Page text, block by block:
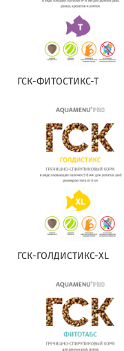
ГСК-ФИТОСТИКС-Т
ГСК-ГОЛДИСТИКС-XL